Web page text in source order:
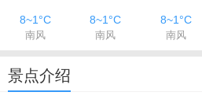
8~1°C 8~1°C 8~1°C
南风 南风 南风
景点介绍